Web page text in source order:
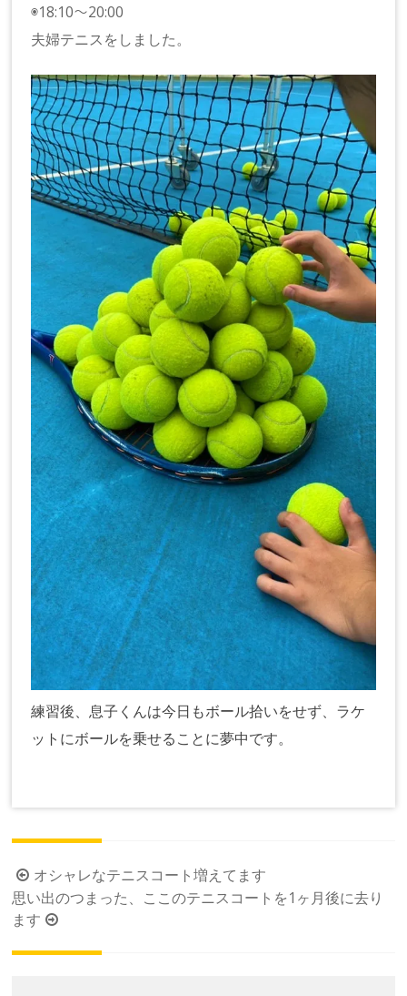
◉18:10〜20:00
夫婦テニスをしました。
練習後、息子くんは今日もボール拾いをせず、ラケ
ットにボールを乗せることに夢中です。
投
稿
ナ
ビ
オシャレなテニスコート増えてます
思い出のつまった、ここのテニスコートを1ヶ月後に去り
ます